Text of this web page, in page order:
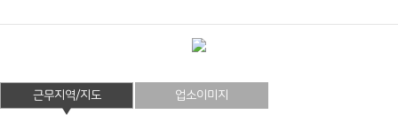
근무지역/지도 업소이미지